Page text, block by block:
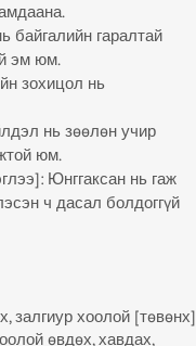
байгалийн гаралтай
эм юм.
зохицол нь
нь зөөлөн учир
юм.
Юнггаксан нь гаж
ч дасал болдоггүй
залгиур хоолой [төвөнх]
өвдөх, хавдах,